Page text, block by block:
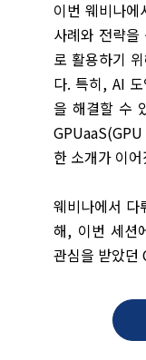
이번 웨비나
사례와 전략
로 활용하기
다. 특히, AI
을 해결할 수
한 소개가 이
웨비나에서 다
해, 이번 세션
관심을 받았던